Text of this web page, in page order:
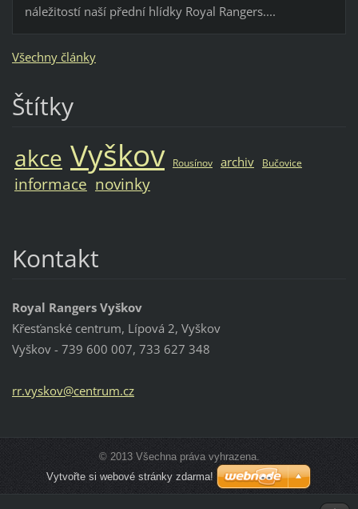
náležitostí naší přední hlídky Royal Rangers....
Všechny články
Štítky
akce Vyškov Rousínov archiv Bučovice
informace novinky
Kontakt
Royal Rangers Vyškov
Křesťanské centrum, Lípová 2, Vyškov
Vyškov - 739 600 007, 733 627 348
rr.vyskov@centrum.cz
© 2013 Všechna práva vyhrazena.
Vytvořte si webové stránky zdarma!